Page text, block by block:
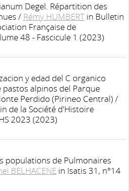
Degel. Répartition des
/ Rémy HUMBERT in Bulletin
Française de
48 - Fascicule 1 (2023)
y edad del C organico
alpinos del Parque
Perdido (Pirineo Central) /
de la Société d'Histoire
2023 (2023)
populations de Pulmonaires
BELHACENE in Isatis 31, n°14